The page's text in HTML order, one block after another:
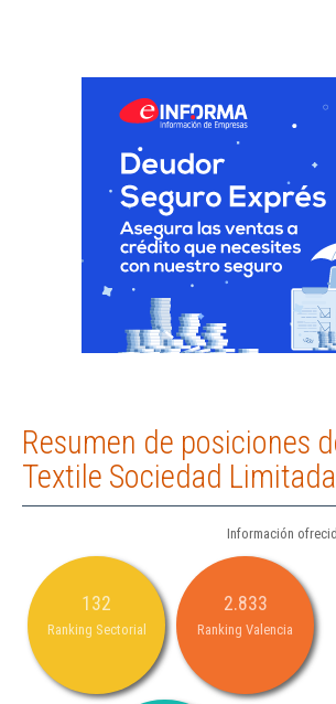
Resumen de posiciones
Textile Sociedad
Información
132
Ranking Sectorial
2.833
Ranking Valencia